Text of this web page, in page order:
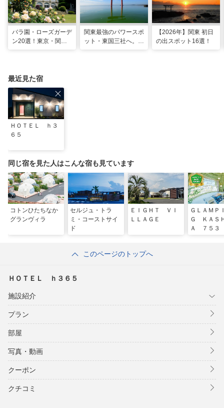
バラ園・ローズガーデ
ン20選！東京・関東
関東最強のパワースポ
ット・東国三社へ。初
【2026年】関東 初日
の出スポット16選！
最近見た宿
ＨＯＴＥＬ ｈ３
６５
同じ宿を見た人はこんな宿も見ています
コトンひたちなか
グランヴィラ
セルジュ・トラ
ミ・コーストサイ
ド
ＥＩＧＨＴ ＶＩ
ＬＬＡＧＥ
ＧＬＡＭＰ
Ｇ ＫＡＳ
Ａ ７５３
このページのトップへ
ＨＯＴＥＬ ｈ３６５
施設紹介
プラン
部屋
写真・動画
クーポン
クチコミ